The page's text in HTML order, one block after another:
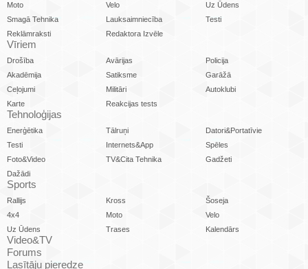
Moto
Velo
Uz Ūdens
Smagā Tehnika
Lauksaimniecība
Testi
Reklāmraksti
Redaktora Izvēle
Vīriem
Drošība Avārijas
Policija
Akadēmija
Satiksme
Garāžā
Ceļojumi
Militāri
Autoklubi
Karte
Reakcijas tests
Tehnoloģijas
Enerģētika Tālruņi
Datori&Portatīvie
Testi
Internets&App
Spēles
Foto&Video
TV&Cita Tehnika
Gadžeti
Dažādi
Sports
Rallijs Kross
Šoseja
4x4
Moto
Velo
Uz Ūdens
Trases Kalendārs
Video&TV
Forums
Lasītāju pieredze